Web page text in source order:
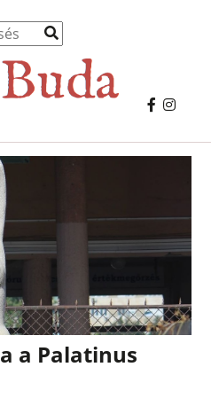
a Palatinus